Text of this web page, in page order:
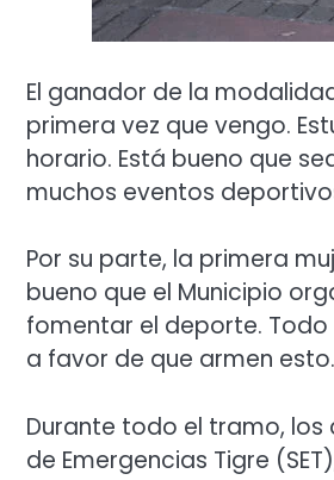
El ganador de la
primera vez que vengo.
horario. Está bueno que
muchos eventos
Por su parte, la primera
bueno que el Municipio
fomentar el deporte.
a favor de que armen
Durante todo el tramo,
de Emergencias Tigre